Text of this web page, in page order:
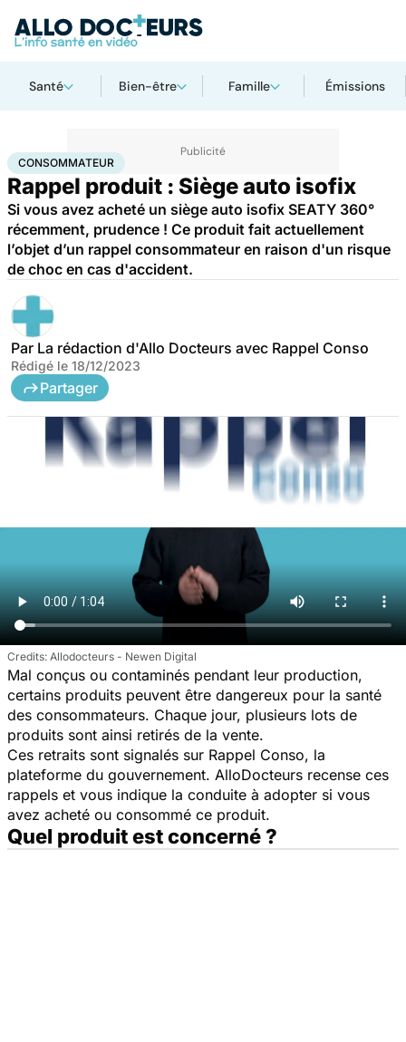
Santé Bien-être Famille Émissions
AccueilSantéConsommateur
CONSOMMATEUR
Rappel produit : Siège auto isofix
Si vous avez acheté un siège auto isofix SEATY 360°
récemment, prudence ! Ce produit fait actuellement
l’objet d’un rappel consommateur en raison d'un risque
de choc en cas d'accident.
Par La rédaction d'Allo Docteurs avec Rappel Conso
Rédigé le 18/12/2023
Partager
Allodocteurs - Newen Digital
Mal conçus ou contaminés pendant leur production,
certains produits peuvent être dangereux pour la santé
des consommateurs. Chaque jour, plusieurs lots de
produits sont ainsi retirés de la vente.
Ces retraits sont signalés sur Rappel Conso, la
plateforme du gouvernement. AlloDocteurs recense ces
rappels et vous indique la conduite à adopter si vous
avez acheté ou consommé ce produit.
Quel produit est concerné ?